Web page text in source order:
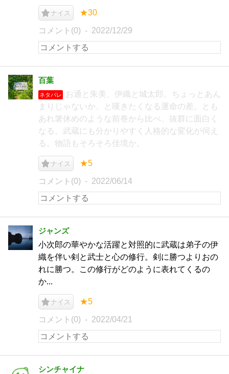
ナイス ★30
コメント(0) 2022/12/29
百葉
ネタバレ
お通と朱美、伊織と城太郎。ちょっとあん
まりじゃないか、と嘆きたくなる運命の差。とも
あれ箸休めのような前巻から比べ、抜群に面白く
なる。武蔵にも分かりやすく人格的な変化が伺え
る。物語もそろそろ佳境か。
ナイス ★5
コメント(0) 2022/06/14
ジャンズ
小次郎の華やかな活躍と対照的に武蔵は弟子の伊
織を伴い剣と武士と心の修行。剣に勝つよりおの
れに勝つ。この修行がどのように表れてくるの
か...
ナイス ★5
コメント(0) 2022/04/21
シンチャイナ